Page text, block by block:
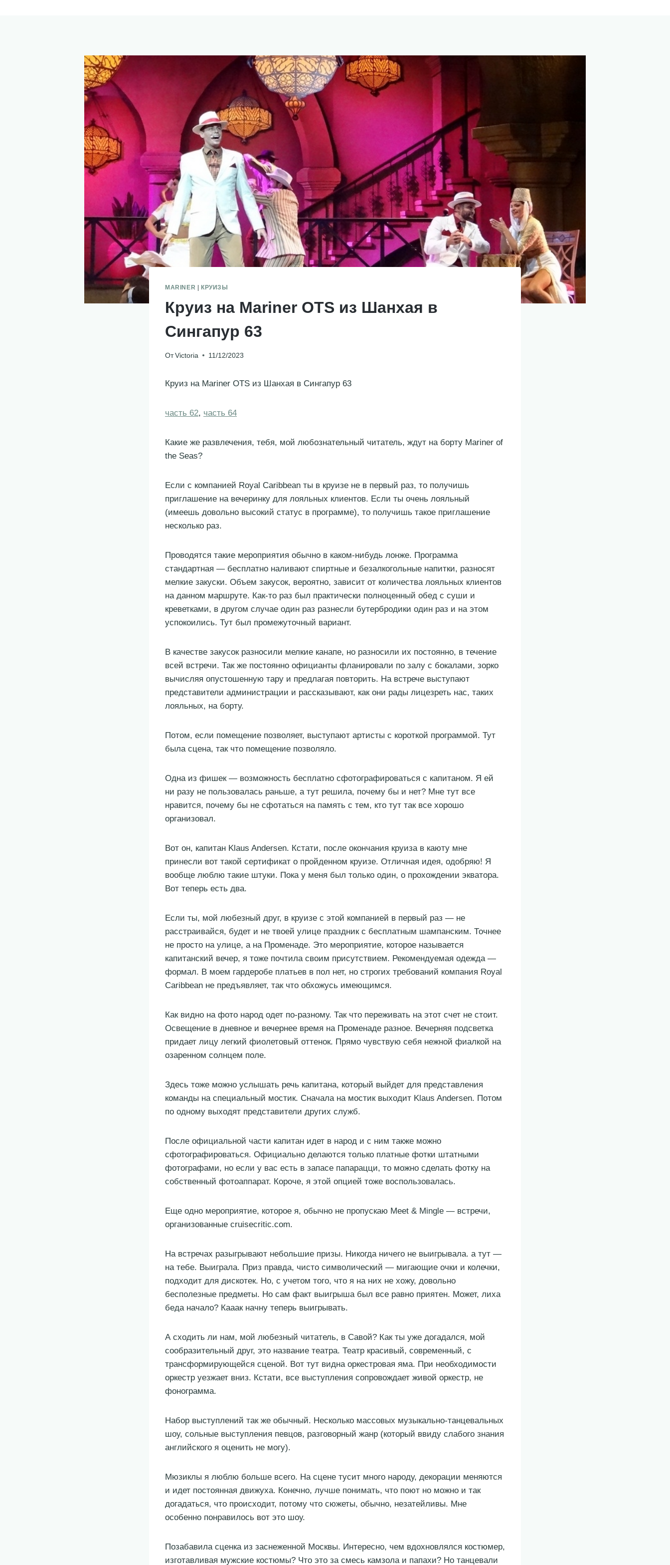
MARINER КРУИЗЫ
Круиз на Mariner OTS из Шанхая в
Сингапур 63
От Victoria 11/12/2023
Круиз на Mariner OTS из Шанхая в Сингапур 63
часть 62, часть 64
Какие же развлечения, тебя, мой любознательный читатель, ждут на борту Mariner of
the Seas?
Если с компанией Royal Caribbean ты в круизе не в первый раз, то получишь
приглашение на вечеринку для лояльных клиентов. Если ты очень лояльный
(имеешь довольно высокий статус в программе), то получишь такое приглашение
несколько раз.
Проводятся такие мероприятия обычно в каком-нибудь лонже. Программа
стандартная — бесплатно наливают спиртные и безалкогольные напитки, разносят
мелкие закуски. Объем закусок, вероятно, зависит от количества лояльных клиентов
на данном маршруте. Как-то раз был практически полноценный обед с суши и
креветками, в другом случае один раз разнесли бутербродики один раз и на этом
успокоились. Тут был промежуточный вариант.
В качестве закусок разносили мелкие канапе, но разносили их постоянно, в течение
всей встречи. Так же постоянно официанты фланировали по залу с бокалами, зорко
вычисляя опустошенную тару и предлагая повторить. На встрече выступают
представители администрации и рассказывают, как они рады лицезреть нас, таких
лояльных, на борту.
Потом, если помещение позволяет, выступают артисты с короткой программой. Тут
была сцена, так что помещение позволяло.
Одна из фишек — возможность бесплатно сфотографироваться с капитаном. Я ей
ни разу не пользовалась раньше, а тут решила, почему бы и нет? Мне тут все
нравится, почему бы не сфотаться на память с тем, кто тут так все хорошо
организовал.
Вот он, капитан Klaus Andersen. Кстати, после окончания круиза в каюту мне
принесли вот такой сертификат о пройденном круизе. Отличная идея, одобряю! Я
вообще люблю такие штуки. Пока у меня был только один, о прохождении экватора.
Вот теперь есть два.
Если ты, мой любезный друг, в круизе с этой компанией в первый раз — не
расстраивайся, будет и не твоей улице праздник с бесплатным шампанским. Точнее
не просто на улице, а на Променаде. Это мероприятие, которое называется
капитанский вечер, я тоже почтила своим присутствием. Рекомендуемая одежда —
формал. В моем гардеробе платьев в пол нет, но строгих требований компания Royal
Caribbean не предъявляет, так что обхожусь имеющимся.
Как видно на фото народ одет по-разному. Так что переживать на этот счет не стоит.
Освещение в дневное и вечернее время на Променаде разное. Вечерняя подсветка
придает лицу легкий фиолетовый оттенок. Прямо чувствую себя нежной фиалкой на
озаренном солнцем поле.
Здесь тоже можно услышать речь капитана, который выйдет для представления
команды на специальный мостик. Сначала на мостик выходит Klaus Andersen. Потом
по одному выходят представители других служб.
После официальной части капитан идет в народ и с ним также можно
сфотографироваться. Официально делаются только платные фотки штатными
фотографами, но если у вас есть в запасе папарацци, то можно сделать фотку на
собственный фотоаппарат. Короче, я этой опцией тоже воспользовалась.
Еще одно мероприятие, которое я, обычно не пропускаю Meet & Mingle — встречи,
организованные cruisecritic.com.
На встречах разыгрывают небольшие призы. Никогда ничего не выигрывала. а тут —
на тебе. Выиграла. Приз правда, чисто символический — мигающие очки и колечки,
подходит для дискотек. Но, с учетом того, что я на них не хожу, довольно
бесполезные предметы. Но сам факт выигрыша был все равно приятен. Может, лиха
беда начало? Кааак начну теперь выигрывать.
А сходить ли нам, мой любезный читатель, в Савой? Как ты уже догадался, мой
сообразительный друг, это название театра. Театр красивый, современный, с
трансформирующейся сценой. Вот тут видна оркестровая яма. При необходимости
оркестр уезжает вниз. Кстати, все выступления сопровождает живой оркестр, не
фонограмма.
Набор выступлений так же обычный. Несколько массовых музыкально-танцевальных
шоу, сольные выступления певцов, разговорный жанр (который ввиду слабого знания
английского я оценить не могу).
Мюзиклы я люблю больше всего. На сцене тусит много народу, декорации меняются
и идет постоянная движуха. Конечно, лучше понимать, что поют но можно и так
догадаться, что происходит, потому что сюжеты, обычно, незатейливы. Мне
особенно понравилось вот это шоу.
Позабавила сценка из заснеженной Москвы. Интересно, чем вдохновлялся костюмер,
изготавливая мужские костюмы? Что это за смесь камзола и папахи? Но танцевали